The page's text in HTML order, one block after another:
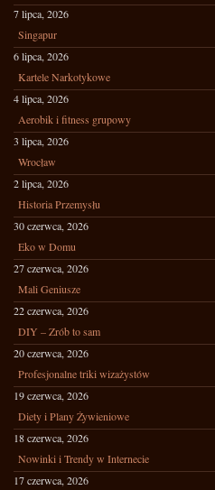
7 lipca, 2026
Singapur
6 lipca, 2026
Kartele Narkotykowe
4 lipca, 2026
Aerobik i fitness grupowy
3 lipca, 2026
Wrocław
2 lipca, 2026
Historia Przemysłu
30 czerwca, 2026
Eko w Domu
27 czerwca, 2026
Mali Geniusze
22 czerwca, 2026
DIY – Zrób to sam
20 czerwca, 2026
Profesjonalne triki wizażystów
19 czerwca, 2026
Diety i Plany Żywieniowe
18 czerwca, 2026
Nowinki i Trendy w Internecie
17 czerwca, 2026